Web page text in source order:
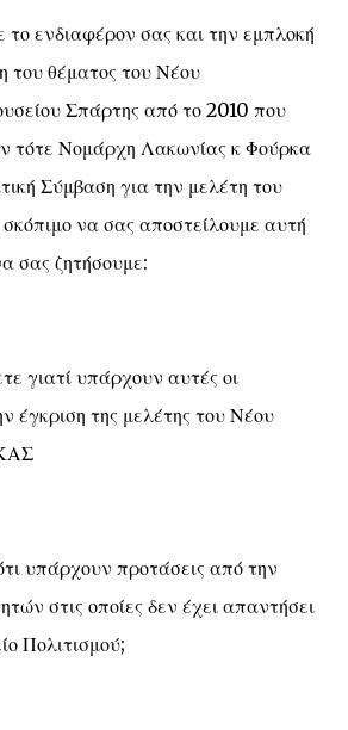
το ενδιαφέρον σας και την εμπλοκή
του θέματος του Νέου
Σπάρτης από το 2010 που
τότε Νομάρχη Λακωνίας κ Φούρκα
Σύμβαση για την μελέτη του
να σας αποστείλουμε αυτή
σας ζητήσουμε:
γιατί υπάρχουν αυτές οι
έγκριση της μελέτης του Νέου
υπάρχουν προτάσεις από την
στις οποίες δεν έχει απαντήσει
Πολιτισμού;